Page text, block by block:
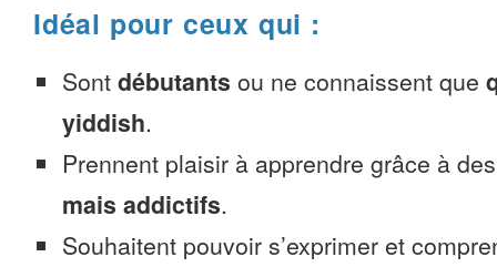
Idéal pour ceux qui :
Sont débutants ou ne connaissent que
yiddish.
Prennent plaisir à apprendre grâce à
mais addictifs.
Souhaitent pouvoir s’exprimer et